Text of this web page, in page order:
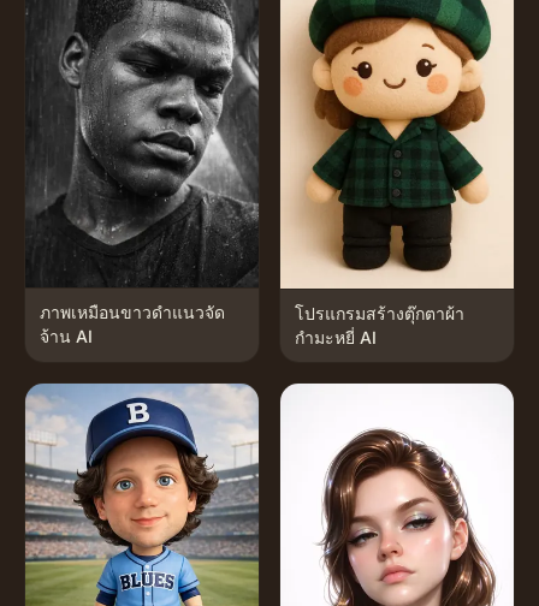
ภาพเหมือนขาวดำแนวจัด
จ้าน AI
โปรแกรมสร้างตุ๊กตาผ้า
กำมะหยี่ AI